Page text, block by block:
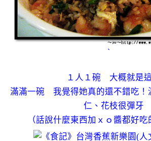
１人１碗 大概就是
滿滿一碗 我覺得她真的還不錯吃！
仁、花枝很彈牙
（話說什麼東西加ｘｏ醬都好吃